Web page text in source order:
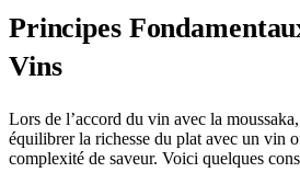
Principes
Vins
Lors de l’accord du vin avec la
équilibrer la richesse du plat avec un vin
complexité de saveur. Voici quelques